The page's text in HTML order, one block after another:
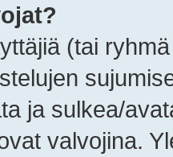
(tai
ja sulkea/
valvojina.